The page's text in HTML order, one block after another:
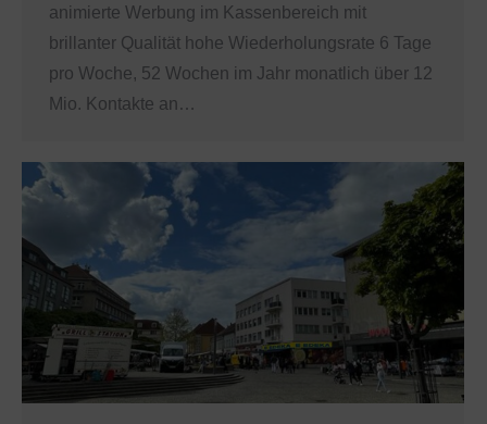
animierte Werbung im Kassenbereich mit
brillanter Qualität hohe Wiederholungsrate 6 Tage
pro Woche, 52 Wochen im Jahr monatlich über 12
Mio. Kontakte an…